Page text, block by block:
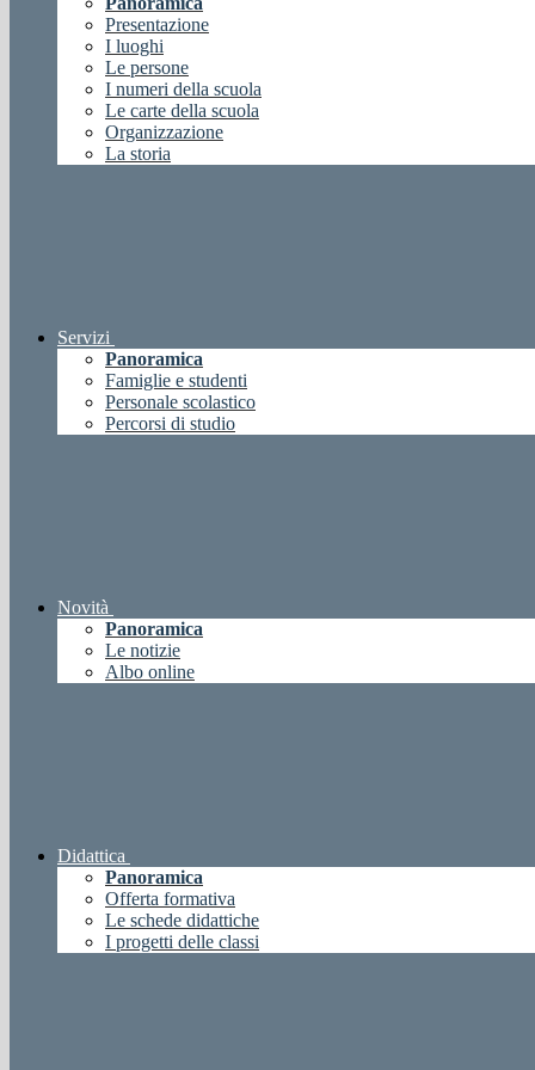
Presentazione
I luoghi
Le persone
I numeri della scuola
Le carte della scuola
Organizzazione
La storia
Servizi
Panoramica
Famiglie e studenti
Personale scolastico
Percorsi di studio
Novità
Panoramica
Le notizie
Albo online
Didattica
Panoramica
Offerta formativa
Le schede didattiche
I progetti delle classi